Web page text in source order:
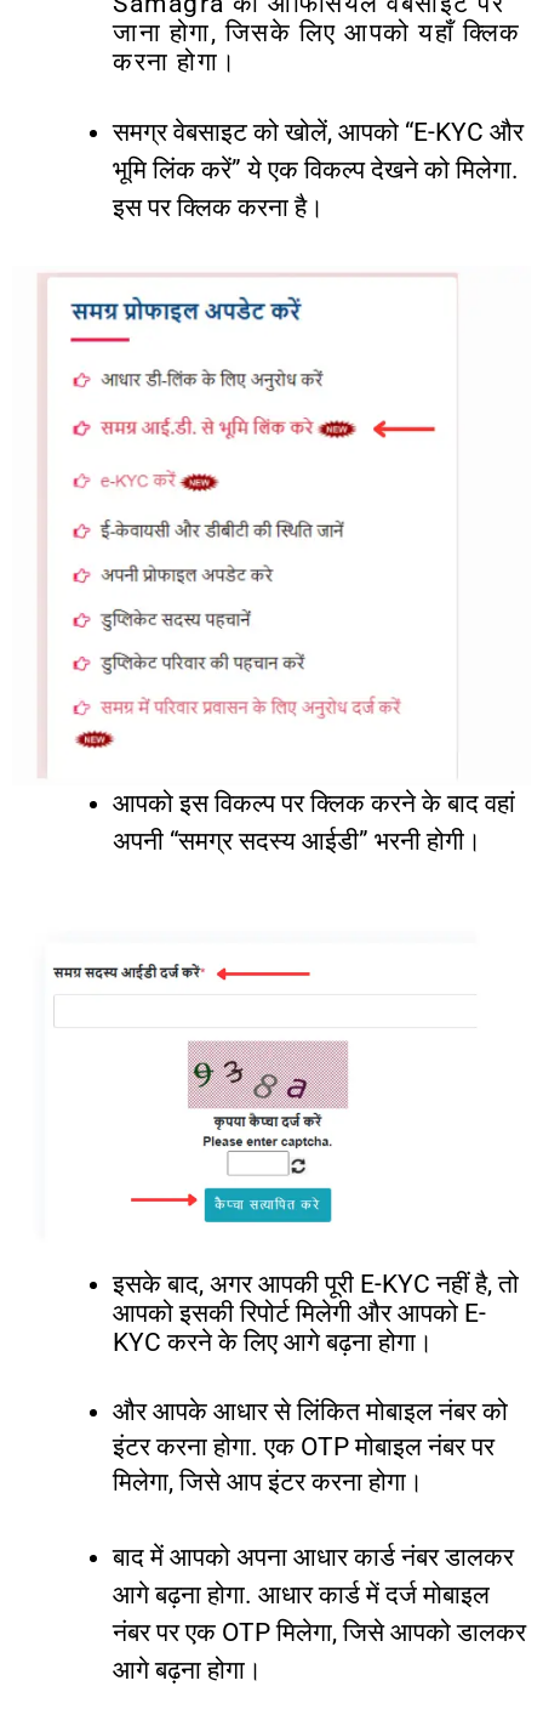
जाना होगा,जिसके लिए आपको यहाँ क्लिक
करना होगा।
समग्र वेबसाइट को खोलें, आपको “E-KYC और
भूमि लिंक करें”ये एक विकल्प देखने को मिलेगा.
इस पर क्लिक करना है।
आपको इस विकल्प पर क्लिक करने के बाद वहां
अपनी “समग्र सदस्य आईडी” भरनी होगी।
इसके बाद, अगर आपकी पूरी E-KYCनहीं है,तो
आपको इसकी रिपोर्ट मिलेगी और आपको E-
KYCकरने के लिए आगे बढ़ना होगा।
और आपके आधार से लिंकित मोबाइल नंबर को
इंटर करना होगा.एक OTPमोबाइल नंबर पर
मिलेगा,जिसे आप इंटर करना होगा।
बाद में आपको अपना आधार कार्ड नंबर डालकर
आगे बढ़ना होगा. आधार कार्ड में दर्ज मोबाइल
नंबर पर एक OTPमिलेगा,जिसे आपको डालकर
आगे बढ़ना होगा।